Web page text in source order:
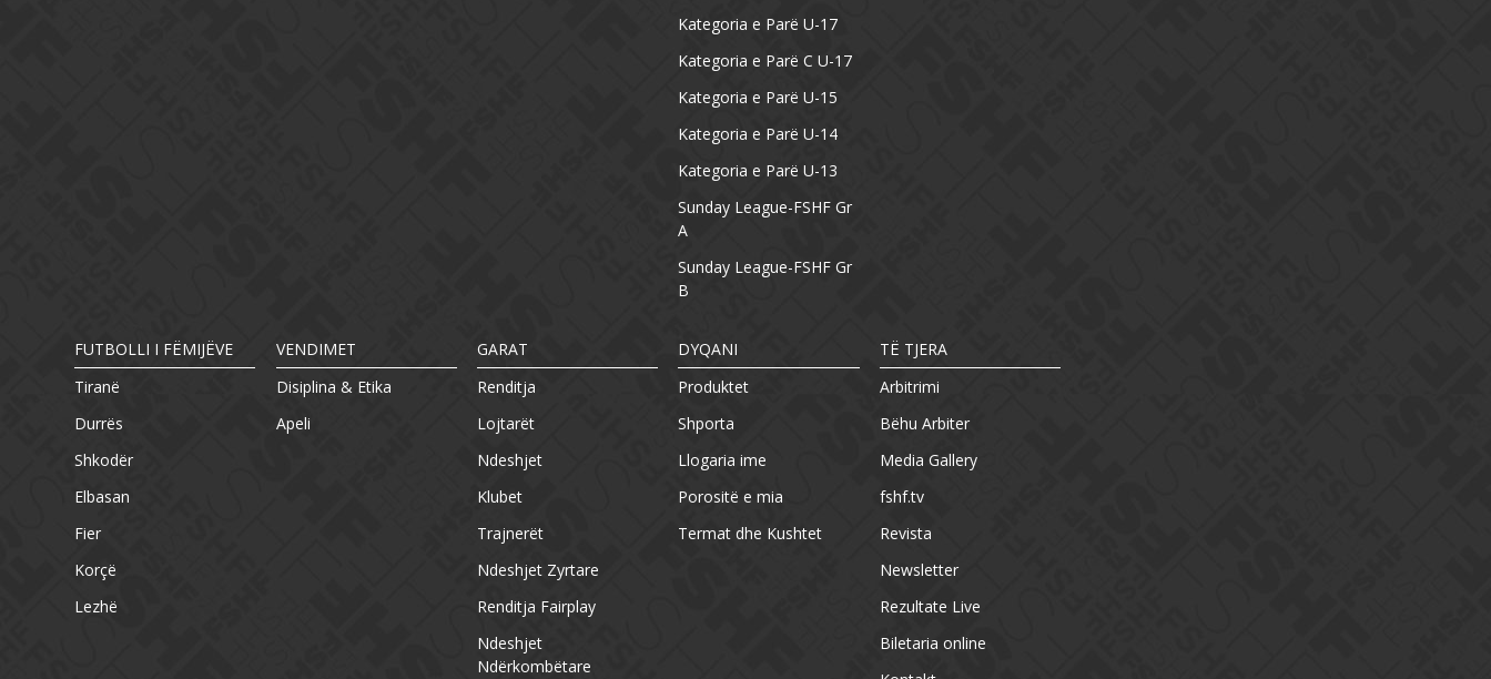
Kategoria e Parë U-17
Kategoria e Parë C U-17
Kategoria e Parë U-15
Kategoria e Parë U-14
Kategoria e Parë U-13
Sunday League-FSHF Gr
A
Sunday League-FSHF Gr
B
FUTBOLLI I FËMIJËVE
Tiranë
Durrës
Shkodër
Elbasan
Fier
Korçë
Lezhë
VENDIMET
Disiplina & Etika
Apeli
GARAT
Renditja
Lojtarët
Ndeshjet
Klubet
Trajnerët
Ndeshjet Zyrtare
Renditja Fairplay
Ndeshjet
Ndërkombëtare
DYQANI
Produktet
Shporta
Llogaria ime
Porositë e mia
Termat dhe Kushtet
TË TJERA
Arbitrimi
Bëhu Arbiter
Media Gallery
fshf.tv
Revista
Newsletter
Rezultate Live
Biletaria online